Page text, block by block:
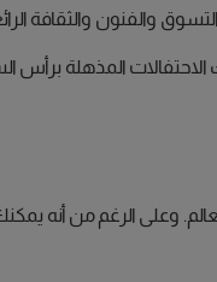
والفنون والثقافة
المذهلة برأس
وعلى الرغم من أنه